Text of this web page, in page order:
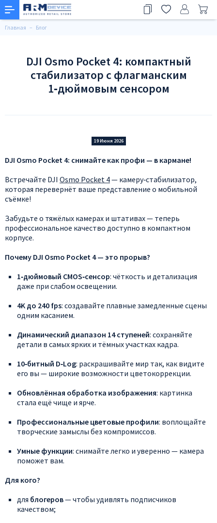
Главная Блог
DJI Osmo Pocket 4: компактный
стабилизатор с флагманским
1‑дюймовым сенсором
19 Июня 2026
DJI Osmo Pocket 4: снимайте как профи — в кармане!
Встречайте DJI Osmo Pocket 4— камеру‑стабилизатор,
которая перевернёт ваше представление о мобильной
съёмке!
Забудьте о тяжёлых камерах и штативах— теперь
профессиональное качество доступно в компактном
корпусе.
Почему DJI Osmo Pocket 4— это прорыв?
1‑дюймовый CMOS‑сенсор: чёткость и детализация
даже при слабом освещении.
4K до 240 fps: создавайте плавные замедленные сцены
одним касанием.
Динамический диапазон 14ступеней: сохраняйте
детали в самыхярких и тёмныхучастках кадра.
10‑битный D‑Log: раскрашивайте мир так, как видите
его вы — широкие возможности цветокоррекции.
Обновлённая обработка изображения: картинка
стала ещё чище и ярче.
Профессиональные цветовые профили: воплощайте
творческие замыслы без компромиссов.
Умные функции: снимайте легко и уверенно — камера
поможет вам.
Для кого?
для блогеров— чтобы удивлять подписчиков
качеством;